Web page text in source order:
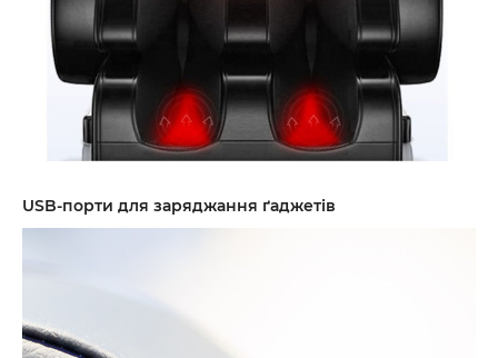
USB-порти для заряджання ґаджетів